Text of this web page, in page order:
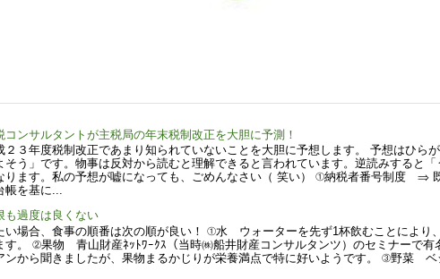
コンサルタントが主税局の年末税制改正を大胆に予測！
２３年度税制改正であまり知られていないことを大胆に予想します。 予想はひら
そう」です。物事は反対から読むと理解できると言われています。逆読みすると「
ります。私の予想が嘘になっても、ごめんなさい（ 笑い） ①納税者番号制度 ⇒
帳を基に...
も過度は良くない
い場合、食事の順番は次の順が良い！ ①水 ウォーターを先ず1杯飲むことにより
す。 ②果物 青山財産ﾈｯﾄﾜｰｸｽ（当時㈱船井財産コンサルタンツ）のセミナーで有
ンから聞きましたが、果物まるかじりが栄養満点で特に好いようです。 ③野菜 ベ